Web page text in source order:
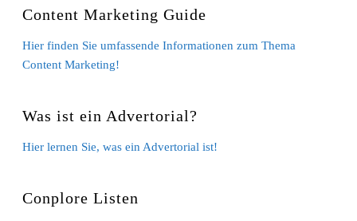
Content Marketing Guide
Hier finden Sie umfassende Informationen zum Thema
Content Marketing!
Was ist ein Advertorial?
Hier lernen Sie, was ein Advertorial ist!
Conplore Listen